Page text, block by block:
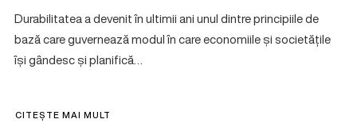
Durabilitatea a devenit în ultimii ani unul dintre principiile de
bază care guvernează modul în care economiile și societățile
își gândesc și planifică…
CITEȘTE MAI MULT